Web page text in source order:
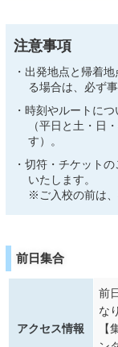
注意事項
出発地点と帰着
る場合は、必ず
時刻やルートに
（平日と土・日
す）。
切符・チケット
いたします。
※ご入校の前は、
前日集合
アクセス情報
前
な
【